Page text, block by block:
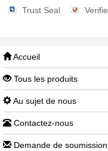
Trust Seal
Accueil
Tous les produits
Au sujet de nous
Contactez-nous
Demande de soumission